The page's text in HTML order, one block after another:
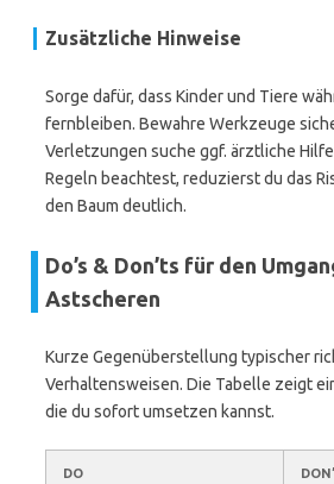
Zusätzliche Hinweise
Sorge dafür, dass Kinder und Tiere
fernbleiben. Bewahre Werkzeuge
Verletzungen suche ggf. ärztliche
Regeln beachtest, reduzierst du das
den Baum deutlich.
Do’s & Don’ts für den
Astscheren
Kurze Gegenüberstellung typischer
Verhaltensweisen. Die Tabelle zeigt
die du sofort umsetzen kannst.
DO